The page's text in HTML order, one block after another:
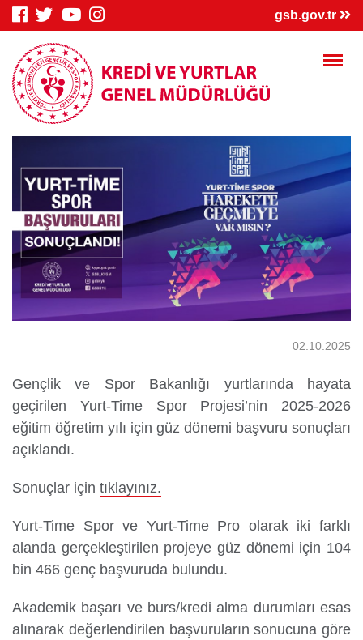
gsb.gov.tr
02.10.2025
Gençlik ve Spor Bakanlığı yurtlarında hayata
geçirilen Yurt-Time Spor Projesi’nin 2025-2026
eğitim öğretim yılı için güz dönemi başvuru sonuçları
açıklandı.
Sonuçlar için tıklayınız.
Yurt-Time Spor ve Yurt-Time Pro olarak iki farklı
alanda gerçekleştirilen projeye güz dönemi için 104
bin 466 genç başvuruda bulundu.
Akademik başarı ve burs/kredi alma durumları esas
alınarak değerlendirilen başvuruların sonucuna göre
×
Genç Bilgi
Sistemi
Spor Bilgi
Sistemi
Kredi/Yurt
İşlemleri
Ödeme
Kredi Borcu
Sorgula
Kredi/Bursum
Yattı mı?
Yurtdışı
Öğrenciler